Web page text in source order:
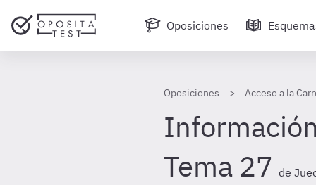
Oposiciones
Oposiciones Acceso a la
Tema 27 de